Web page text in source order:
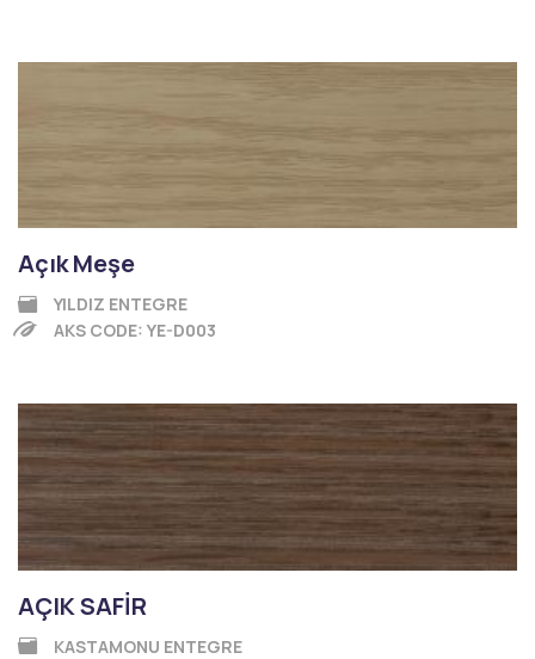
Açık Meşe
YILDIZ ENTEGRE
AKS CODE: YE-D003
AÇIK SAFİR
KASTAMONU ENTEGRE